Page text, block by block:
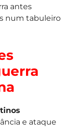
antes
num tabuleiro
e ataque